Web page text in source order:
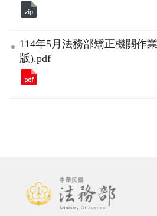
114年5月法務部矯正機關作
版).pdf